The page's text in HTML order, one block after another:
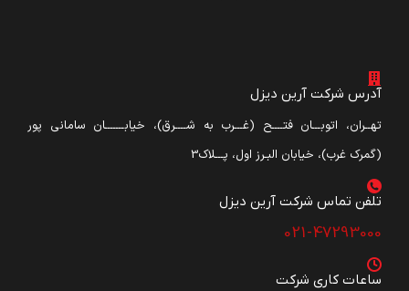
آدرس شرکت آرین دیزل
تهــران، اتوبـــان فتــــح (غـــرب به شــــرق)، خیابـــــــان سامانی پور
(گمرک غرب)، خیابان البـرز اول، پـــلاک3
تلفن تماس شرکت آرین دیزل​
021-47293000
ساعات کاری شرکت